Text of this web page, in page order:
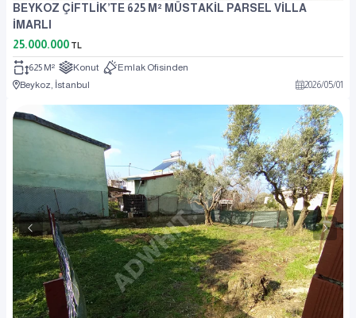
BEYKOZ ÇİFTLİK’TE 625 M² MÜSTAKİL PARSEL VİLLA
İMARLI
25.000.000 TL
625 M² Konut
Emlak Ofisinden
Beykoz, İstanbul
2026/05/01